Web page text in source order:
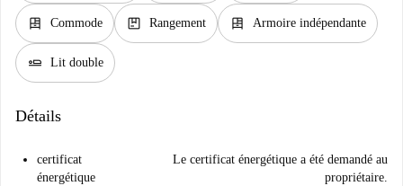
dresser Commode package Rangement dresser Armoire indépendante
airline_seat_flat Lit double
Détails
certificat
énergétique
Le certificat énergétique a été demandé au
propriétaire.